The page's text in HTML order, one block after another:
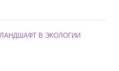
В ЭКОЛОГИИ